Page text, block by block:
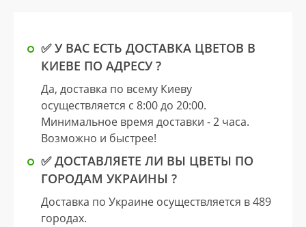
✅ У ВАС ЕСТЬ ДОСТАВКА ЦВЕТОВ В
КИЕВЕ ПО АДРЕСУ ?
Да, доставка по всему Киеву
осуществляется с 8:00 до 20:00.
Минимальное время доставки - 2 часа.
Возможно и быстрее!
✅ ДОСТАВЛЯЕТЕ ЛИ ВЫ ЦВЕТЫ ПО
ГОРОДАМ УКРАИНЫ ?
Доставка по Украине осуществляется в 489
городах.